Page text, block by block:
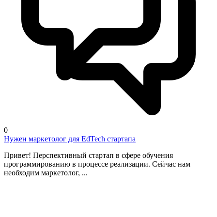
0
Нужен маркетолог для EdTech стартапа
Привет! Перспективный стартап в сфере обучения
программированию в процессе реализации. Сейчас нам
необходим маркетолог, ...